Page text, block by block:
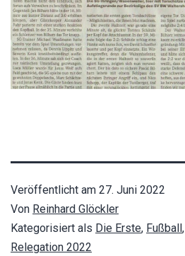
Veröffentlicht am 27. Juni 2022
Von Reinhard Glöckler
Kategorisiert als Die Erste, Fußball,
Relegation 2022